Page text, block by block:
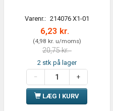
Varenr.: 214076 X1-01
6,23 kr.
(4,98 kr. u/moms)
20,75 kr.
2 stk på lager
LÆG I KURV